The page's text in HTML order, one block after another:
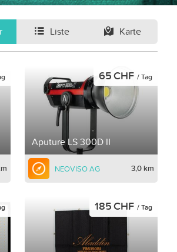
Liste Karte
Aputure LS 300D II
65 CHF / Tag
NEOVISO AG 3,0 km
185 CHF / Tag